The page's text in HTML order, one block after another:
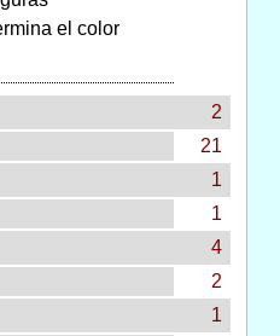
el color
2
21
1
1
4
2
1